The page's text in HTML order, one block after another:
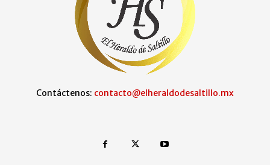
Contáctenos: contacto@elheraldodesaltillo.mx